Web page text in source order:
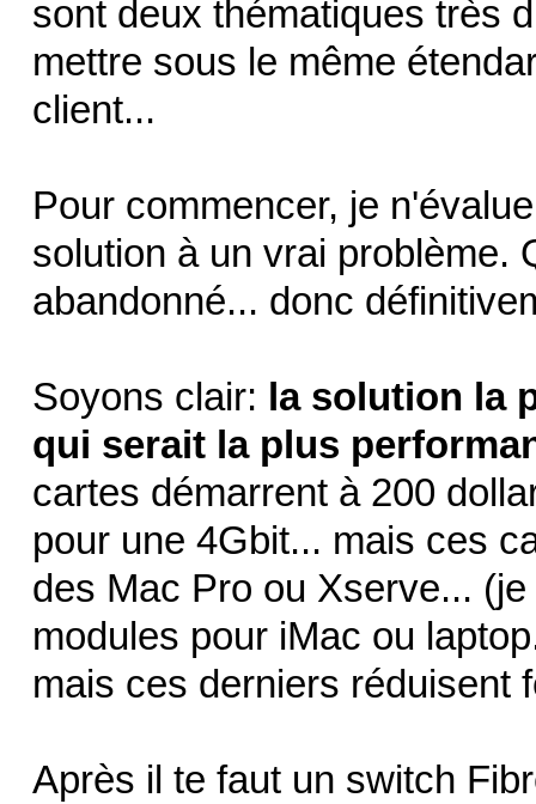
sont deux thématiques très
mettre sous le même
client...
Pour commencer, je
solution à un vrai problème.
abandonné... donc
Soyons clair: la solution la
qui serait la plus
cartes démarrent à 200
pour une 4Gbit... mais ces
des Mac Pro ou Xserve...
modules pour iMac ou
mais ces derniers réduisent
Après il te faut un switch